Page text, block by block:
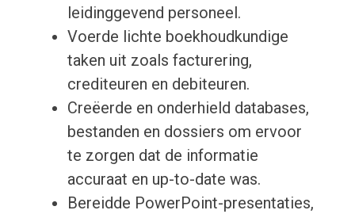
leidinggevend personeel.
Voerde lichte boekhoudkundige
taken uit zoals facturering,
crediteuren en debiteuren.
Creëerde en onderhield databases,
bestanden en dossiers om ervoor
te zorgen dat de informatie
accuraat en up-to-date was.
Bereidde PowerPoint-presentaties,